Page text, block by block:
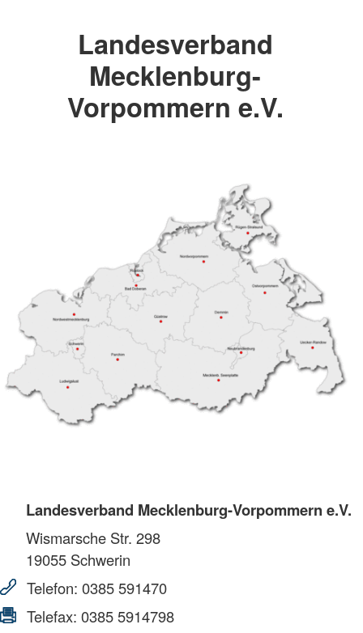
Landesverband
Mecklenburg-
Vorpommern e.V.
Landesverband Mecklenburg-Vorpommern e.V.
Wismarsche Str. 298
19055 Schwerin
Telefon: 0385 591470
Telefax: 0385 5914798